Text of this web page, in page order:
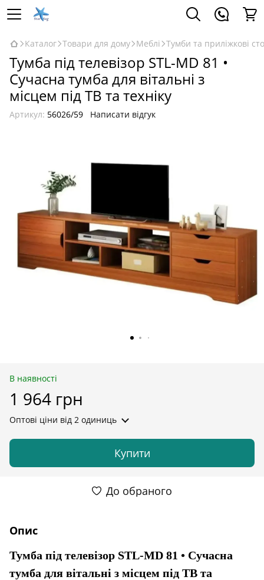
Каталог Товари для дому Меблі Тумби та приліжкові
Тумба під телевізор STL-MD 81 •
Сучасна тумба для вітальні з
місцем під ТВ та техніку
Артикул: 56026/59 Написати відгук
В наявності
1 964 грн
Оптові ціни від 2 одиниць
Купити
До обраного
Опис
Тумба під телевізор STL-MD 81 • Сучасна
тумба для вітальні з місцем під ТВ та